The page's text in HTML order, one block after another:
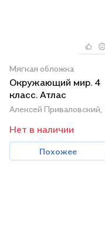
Мягкая обложка
Окружающий мир. 4
класс. Атлас
Алексей Приваловский,
Нет в наличии
Похожее